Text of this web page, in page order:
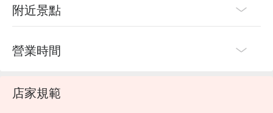
附近景點
營業時間
店家規範